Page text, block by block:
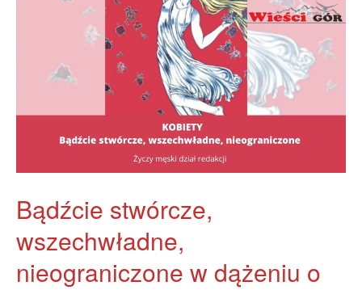
Bądźcie stwórcze,
wszechwładne,
nieograniczone w dążeniu o